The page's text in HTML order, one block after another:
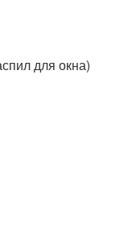
для окна)